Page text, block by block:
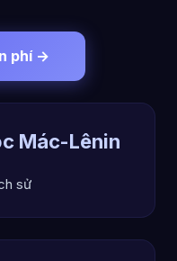
phí →
Mác-Lênin
sử